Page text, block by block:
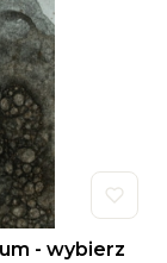
- wybierz